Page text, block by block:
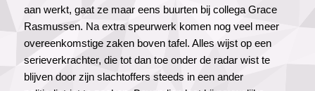
aan werkt, gaat ze maar eens buurten bij collega Grace
Rasmussen. Na extra speurwerk komen nog veel meer
overeenkomstige zaken boven tafel. Alles wijst op een
serieverkrachter, die tot dan toe onder de radar wist te
blijven door zijn slachtoffers steeds in een ander